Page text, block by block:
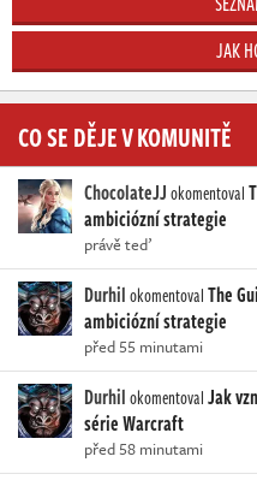
JAK
CO SE DĚJE V KOMUNITĚ
ChocolateJJokomentoval
ambiciózní strategie
právě teď
DurhilokomentovalThe
ambiciózní strategie
před 55 minutami
DurhilokomentovalJak
série Warcraft
před 58 minutami